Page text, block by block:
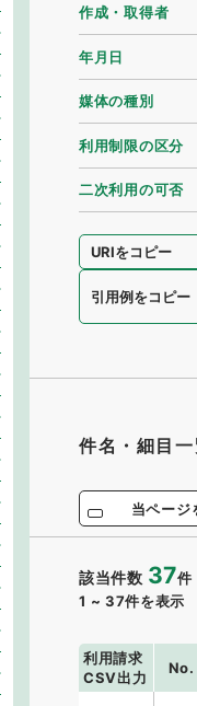
作成・取得者
年月日
媒体の種別
利用制限の区分
二次利用の可否
URIをコピー
引用例をコピー
件名・細目
当ページ
該当件数 37件
1 ~ 37件を表示
利用請求
CSV出力
No.